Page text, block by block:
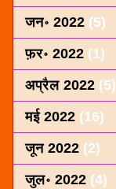
जन॰ 2022 (5)
फ़र॰ 2022 (1)
अप्रैल 2022 (5)
मई 2022 (16)
जून 2022 (2)
जुल॰ 2022 (4)